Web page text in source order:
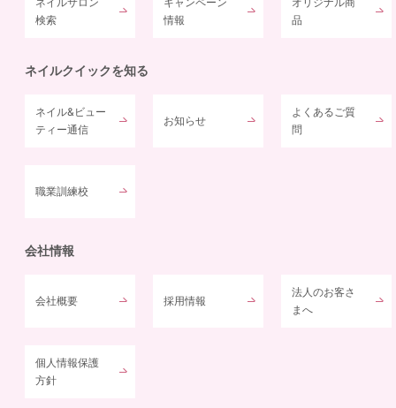
検索
情報
品
ネイルクイックを知る
ネイル&ビュー
ティー通信
お知らせ
よくあるご質
問
職業訓練校
会社情報
会社概要 採用情報
法人のお客さ
まへ
個人情報保護
方針